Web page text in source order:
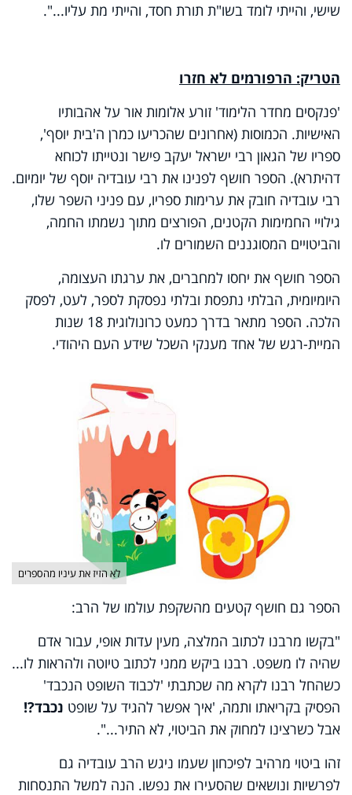
שישי, והייתי לומד בשו"ת תורת חסד, והייתי מת עליו...".
הטריק: הרפורמים לא חזרו
'פנקסים מחדר הלימוד' זורע אלומות אור על אהבותיו
האישיות. הכמוסות (אחרונים שהכריעו כמרן ה'בית יוסף',
ספריו של הגאון רבי ישראל יעקב פישר ונטייתו לכוחא
דהיתרא). הספר חושף לפנינו את רבי עובדיה יוסף של יומיום.
רבי עובדיה חובק את ערימות ספריו, עם פניני השפר שלו,
גילויי החמימות הקטנים, הפורצים מתוך נשמתו החמה,
והביטויים המסוגננים השמורים לו.
הספר חושף את יחסו למחברים, את ערגתו העצומה,
היומיומית, הבלתי נתפסת ובלתי נפסקת לספר, לעט, לפסק
הלכה. הספר מתאר בדרך כמעט כרונולוגית 18 שנות
המיית-רגש של אחד מענקי השכל שידע העם היהודי.
לא הזיז את עיניו מהספרים
הספר גם חושף קטעים מהשקפת עולמו של הרב:
"בקשו מרבנו לכתוב המלצה, מעין עדות אופי, עבור אדם
שהיה לו משפט. רבנו ביקש ממני לכתוב טיוטה ולהראות לו...
כשהחל רבנו לקרא מה שכתבתי 'לכבוד השופט הנכבד'
הפסיק בקריאתו ותמה, 'איך אפשר להגיד על שופט נכבד?!
אבל כשרצינו למחוק את הביטוי, לא התיר...".
זהו ביטוי מרהיב לפיכחון שעמו ניגש הרב עובדיה גם
לפרשיות ונושאים שהסעירו את נפשו. הנה למשל התנסחות